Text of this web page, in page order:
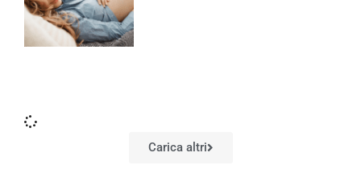
Carica altri